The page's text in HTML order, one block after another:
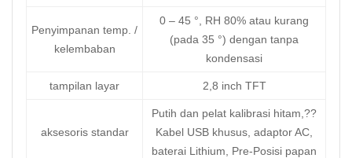
Penyimpanan temp. /
kelembaban
0 – 45 °, RH 80% atau kurang
(pada 35 °) dengan tanpa
kondensasi
tampilan layar 2,8 inch TFT
aksesoris standar
Putih dan pelat kalibrasi hitam,??
Kabel USB khusus, adaptor AC,
baterai Lithium, Pre-Posisi papan